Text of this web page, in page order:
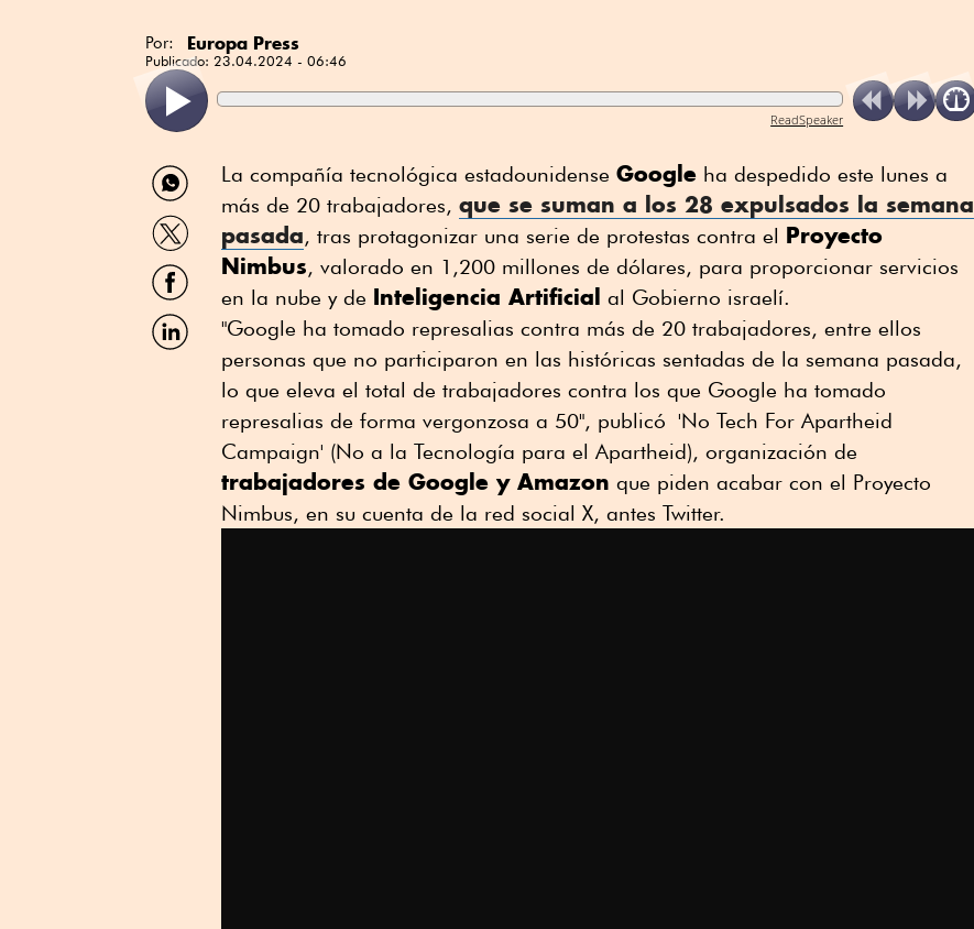
Por: Europa Press
Publicado: 23.04.2024 - 06:46
ReadSpeaker
Compartir
por
WhatsApp
Compartir
por
Twitter
Compartir
por
Facebook
Compartir
por
La compañía tecnológica estadounidense Google ha despedido este lunes a
más de 20 trabajadores, que se suman a los 28 expulsados la semana
pasada, tras protagonizar una serie de protestas contra el Proyecto
Nimbus, valorado en 1,200 millones de dólares, para proporcionar servicios
en la nube y de Inteligencia Artificial al Gobierno israelí.
"Google ha tomado represalias contra más de 20 trabajadores, entre ellos
personas que no participaron en las históricas sentadas de la semana pasada,
lo que eleva el total de trabajadores contra los que Google ha tomado
represalias de forma vergonzosa a 50", publicó 'No Tech For Apartheid
Campaign' (No a la Tecnología para el Apartheid), organización de
trabajadores de Google y Amazon que piden acabar con el Proyecto
Nimbus, en su cuenta de la red social X, antes Twitter.